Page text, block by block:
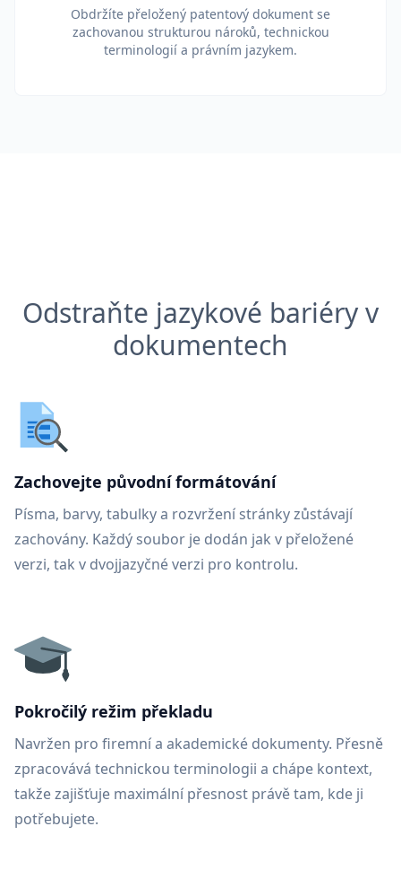
Obdržíte přeložený patentový dokument se
zachovanou strukturou nároků, technickou
terminologií a právním jazykem.
Odstraňte jazykové bariéry v
dokumentech
Zachovejte původní formátování
Písma, barvy, tabulky a rozvržení stránky zůstávají
zachovány. Každý soubor je dodán jak v přeložené
verzi, tak v dvojjazyčné verzi pro kontrolu.
Pokročilý režim překladu
Navržen pro firemní a akademické dokumenty. Přesně
zpracovává technickou terminologii a chápe kontext,
takže zajišťuje maximální přesnost právě tam, kde ji
potřebujete.